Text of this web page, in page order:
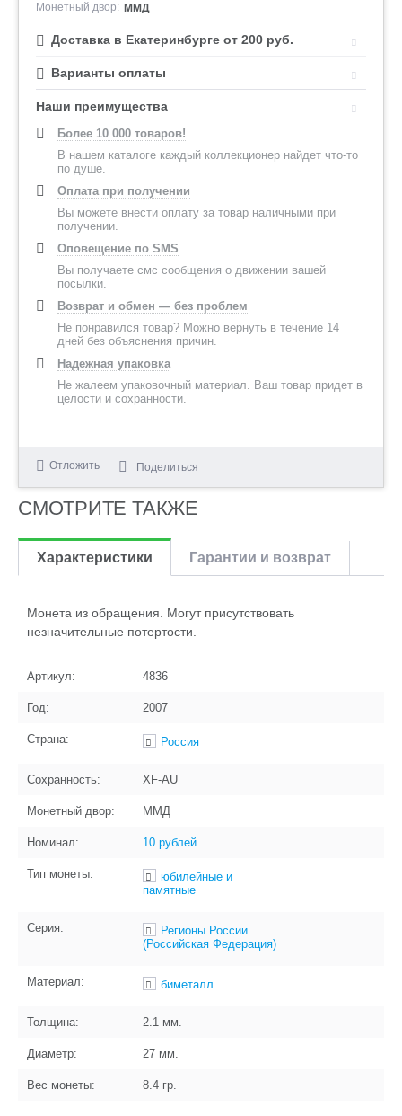
Монетный двор: ММД
Доставка в Екатеринбурге от 200 руб.
Варианты оплаты
Наши преимущества
Более 10 000 товаров!
В нашем каталоге каждый коллекционер найдет что-то
по душе.
Оплата при получении
Вы можете внести оплату за товар наличными при
получении.
Оповещение по SMS
Вы получаете смс сообщения о движении вашей
посылки.
Возврат и обмен — без проблем
Не понравился товар? Можно вернуть в течение 14
дней без объяснения причин.
Надежная упаковка
Не жалеем упаковочный материал. Ваш товар придет в
целости и сохранности.
Отложить Поделиться
СМОТРИТЕ ТАКЖЕ
Характеристики Гарантии и возврат
Монета из обращения. Могут присутствовать
незначительные потертости.
Артикул: 4836
Год: 2007
Страна: Россия
Сохранность: XF-AU
Монетный двор: ММД
Номинал: 10 рублей
Тип монеты:
юбилейные и
памятные
Серия:
Регионы России
(Российская Федерация)
Материал: биметалл
Толщина: 2.1 мм.
Диаметр: 27 мм.
Вес монеты: 8.4 гр.